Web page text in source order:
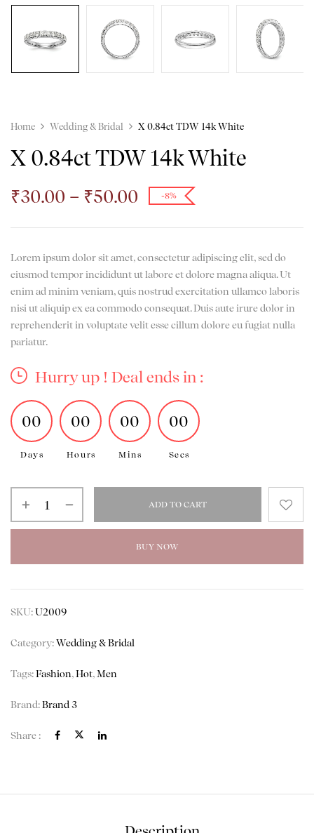
Home Wedding & Bridal X 0.84ct TDW 14k White
X 0.84ct TDW 14k White
₹30.00 – ₹50.00 -8%
Lorem ipsum dolor sit amet, consectetur adipiscing elit, sed do
eiusmod tempor incididunt ut labore et dolore magna aliqua. Ut
enim ad minim veniam, quis nostrud exercitation ullamco laboris
nisi ut aliquip ex ea commodo consequat. Duis aute irure dolor in
reprehenderit in voluptate velit esse cillum dolore eu fugiat nulla
pariatur.
Hurry up ! Deal ends in :
00
Days
00
Hours
00
Mins
00
Secs
ADD TO CART
BUY NOW
SKU:U2009
Category:Wedding & Bridal
Tags:Fashion,Hot,Men
Brand:Brand 3
Share :